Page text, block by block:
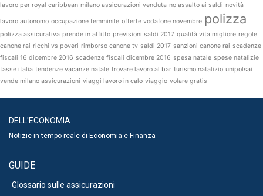
lavoro per royal caribbean milano assicurazioni venduta no assalto ai saldi novità
lavoro autonomo occupazione femminile offerte vodafone novembre polizza
polizza assicurativa prende in affitto previsioni saldi 2017 qualità vita migliore regole
canone rai ricchi vs poveri rimborso canone tv saldi 2017 sanzioni canone rai scadenze
fiscali 16 dicembre 2016 scadenze fiscali dicembre 2016 spesa natale spese natalizie
tasse italia tendenze vacanze natale trovare lavoro al bar turismo natalizio unipolsai
vende milano assicurazioni viaggi lavoro in calo viaggio volare gratis
DELL'ECONOMIA
Notizie in tempo reale di Economia e Finanza
GUIDE
Glossario sulle assicurazioni